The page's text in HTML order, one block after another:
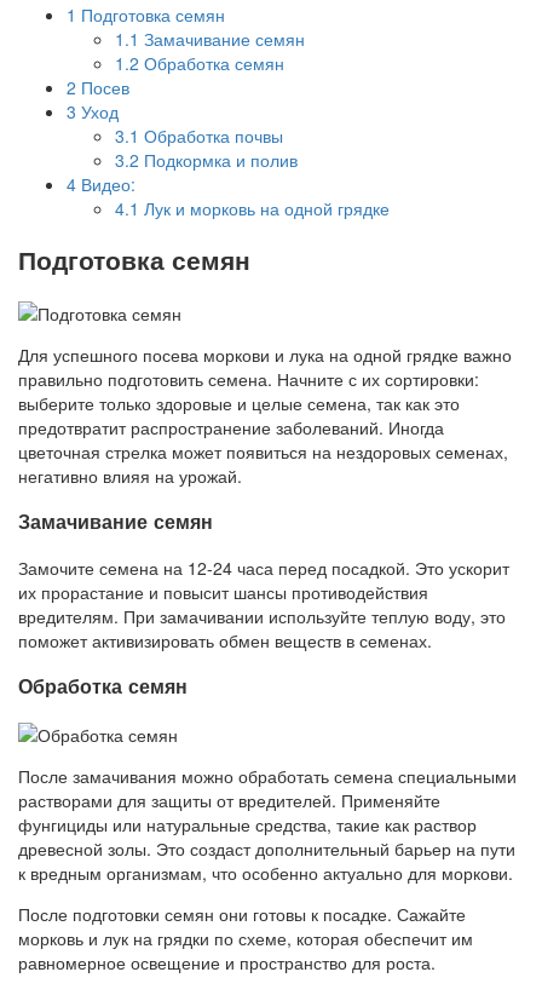
1 Подготовка семян
1.1 Замачивание семян
1.2 Обработка семян
2 Посев
3 Уход
3.1 Обработка почвы
3.2 Подкормка и полив
4 Видео:
4.1 Лук и морковь на одной грядке
Подготовка семян
Для успешного посева моркови и лука на одной грядке важно
правильно подготовить семена. Начните с их сортировки:
выберите только здоровые и целые семена, так как это
предотвратит распространение заболеваний. Иногда
цветочная стрелка может появиться на нездоровых семенах,
негативно влияя на урожай.
Замачивание семян
Замочите семена на 12-24 часа перед посадкой. Это ускорит
их прорастание и повысит шансы противодействия
вредителям. При замачивании используйте теплую воду, это
поможет активизировать обмен веществ в семенах.
Обработка семян
После замачивания можно обработать семена специальными
растворами для защиты от вредителей. Применяйте
фунгициды или натуральные средства, такие как раствор
древесной золы. Это создаст дополнительный барьер на пути
к вредным организмам, что особенно актуально для моркови.
После подготовки семян они готовы к посадке. Сажайте
морковь и лук на грядки по схеме, которая обеспечит им
равномерное освещение и пространство для роста.